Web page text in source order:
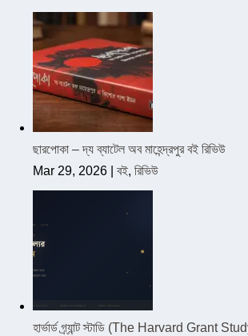
ছারপোকা – দ্য ব্যাটেল অব মাহেন্দ্রপুর বই রিভিউ
Mar 29, 2026| বই, রিভিউ
হার্ভার্ড গ্র্যান্ট স্টাডি (The Harvard Grant